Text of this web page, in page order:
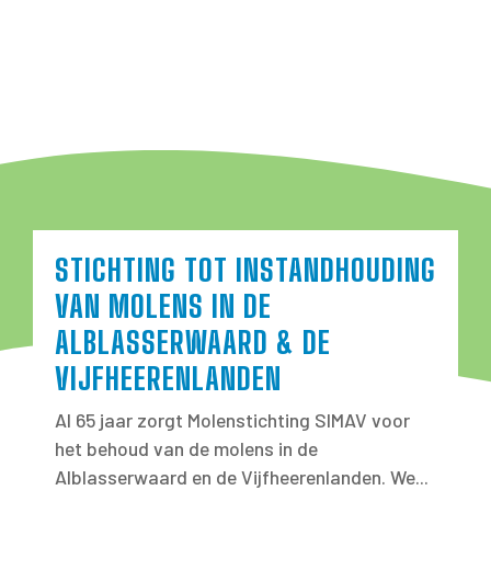
STICHTING TOT INSTANDHOUDING
VAN MOLENS IN DE
ALBLASSERWAARD & DE
VIJFHEERENLANDEN
Al 65 jaar zorgt Molenstichting SIMAV voor
het behoud van de molens in de
Alblasserwaard en de Vijfheerenlanden. We...